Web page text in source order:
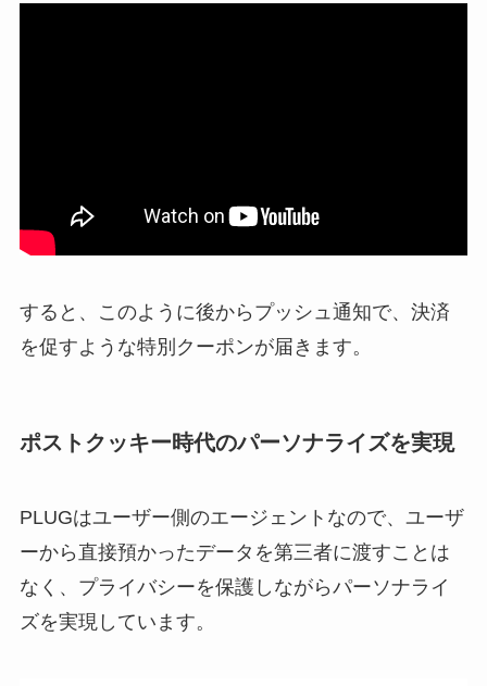
すると、このように後からプッシュ通知で、決済
を促すような特別クーポンが届きます。
ポストクッキー時代のパーソナライズを実現
PLUGはユーザー側のエージェントなので、ユーザ
ーから直接預かったデータを第三者に渡すことは
なく、プライバシーを保護しながらパーソナライ
ズを実現しています。